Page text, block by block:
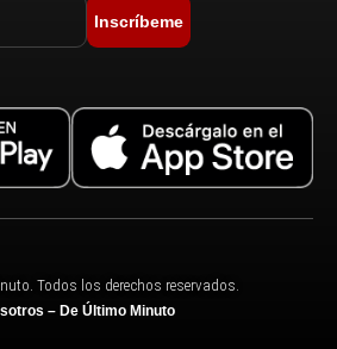
Inscríbeme
Todos los derechos reservados.
– De Último Minuto